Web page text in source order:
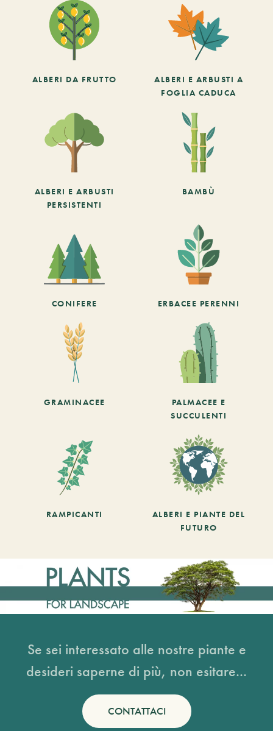
ALBERI DA FRUTTO
ALBERI E ARBUSTI A
FOGLIA CADUCA
ALBERI E ARBUSTI
PERSISTENTI
BAMBÙ
CONIFERE ERBACEE PERENNI
GRAMINACEE
PALMACEE E
SUCCULENTI
RAMPICANTI
ALBERI E PIANTE DEL
FUTURO
Se sei interessato alle nostre piante e
desideri saperne di più, non esitare...
CONTATTACI